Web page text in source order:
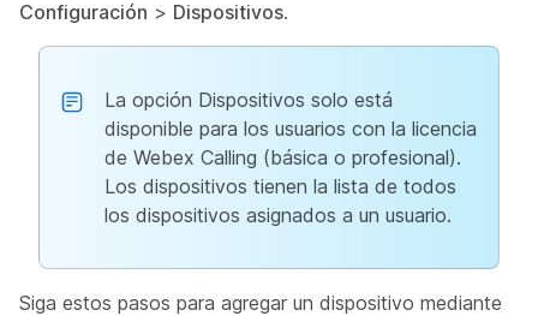
Configuración > Dispositivos.
La opción Dispositivos solo está
disponible para los usuarios con la licencia
de Webex Calling (básica o profesional).
Los dispositivos tienen la lista de todos
los dispositivos asignados a un usuario.
Siga estos pasos para agregar un dispositivo mediante